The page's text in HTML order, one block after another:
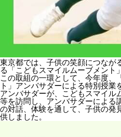
東京都では、子供の笑顔につなが
る「こどもスマイルムーブメント
この取組の一環として、今年度、
ト」アンバサダーによる特別授業
アンバサダーが、こどもスマイル
等を訪問し、アンバサダーによる
の対話、体験を通して、子供の発
供しました。